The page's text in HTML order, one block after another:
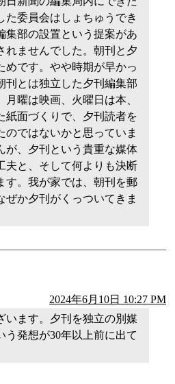
た委員会はしょちゅうでき
集部の設置という提案があ
れませんでした。朝刊と夕
めです。やや時期が早かっ
刊とは独立した夕刊編集部
曜は映画、火曜日は本、
面づくりで、夕刊読者を
のではないかと思っていま
が、夕刊という貴重な媒体
夫と、そして何よりも決断
す。我が家では、朝刊を郵
ぜか夕刊がくっついてきま
2024年6月10日 10:27 PM
います。夕刊を独立の別媒
う発想が30年以上前に出て